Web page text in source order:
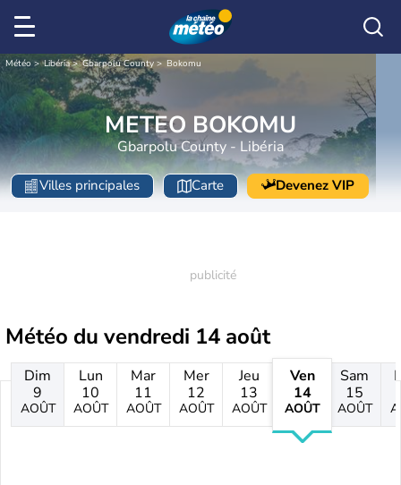
Météo Libéria Gbarpolu County Bokomu
METEO BOKOMU
Gbarpolu County - Libéria
Villes principales Carte Devenez VIP
Météo du vendredi 14 août
Dim
9
AOÛT
Lun
10
AOÛT
Mar
11
AOÛT
Mer
12
AOÛT
Jeu
13
AOÛT
Ven
14
AOÛT
Sam
15
AOÛT